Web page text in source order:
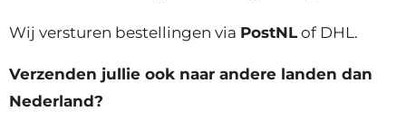
Wij versturen bestellingen via PostNLof DHL.
Verzenden jullie ook naar andere landen dan
Nederland?